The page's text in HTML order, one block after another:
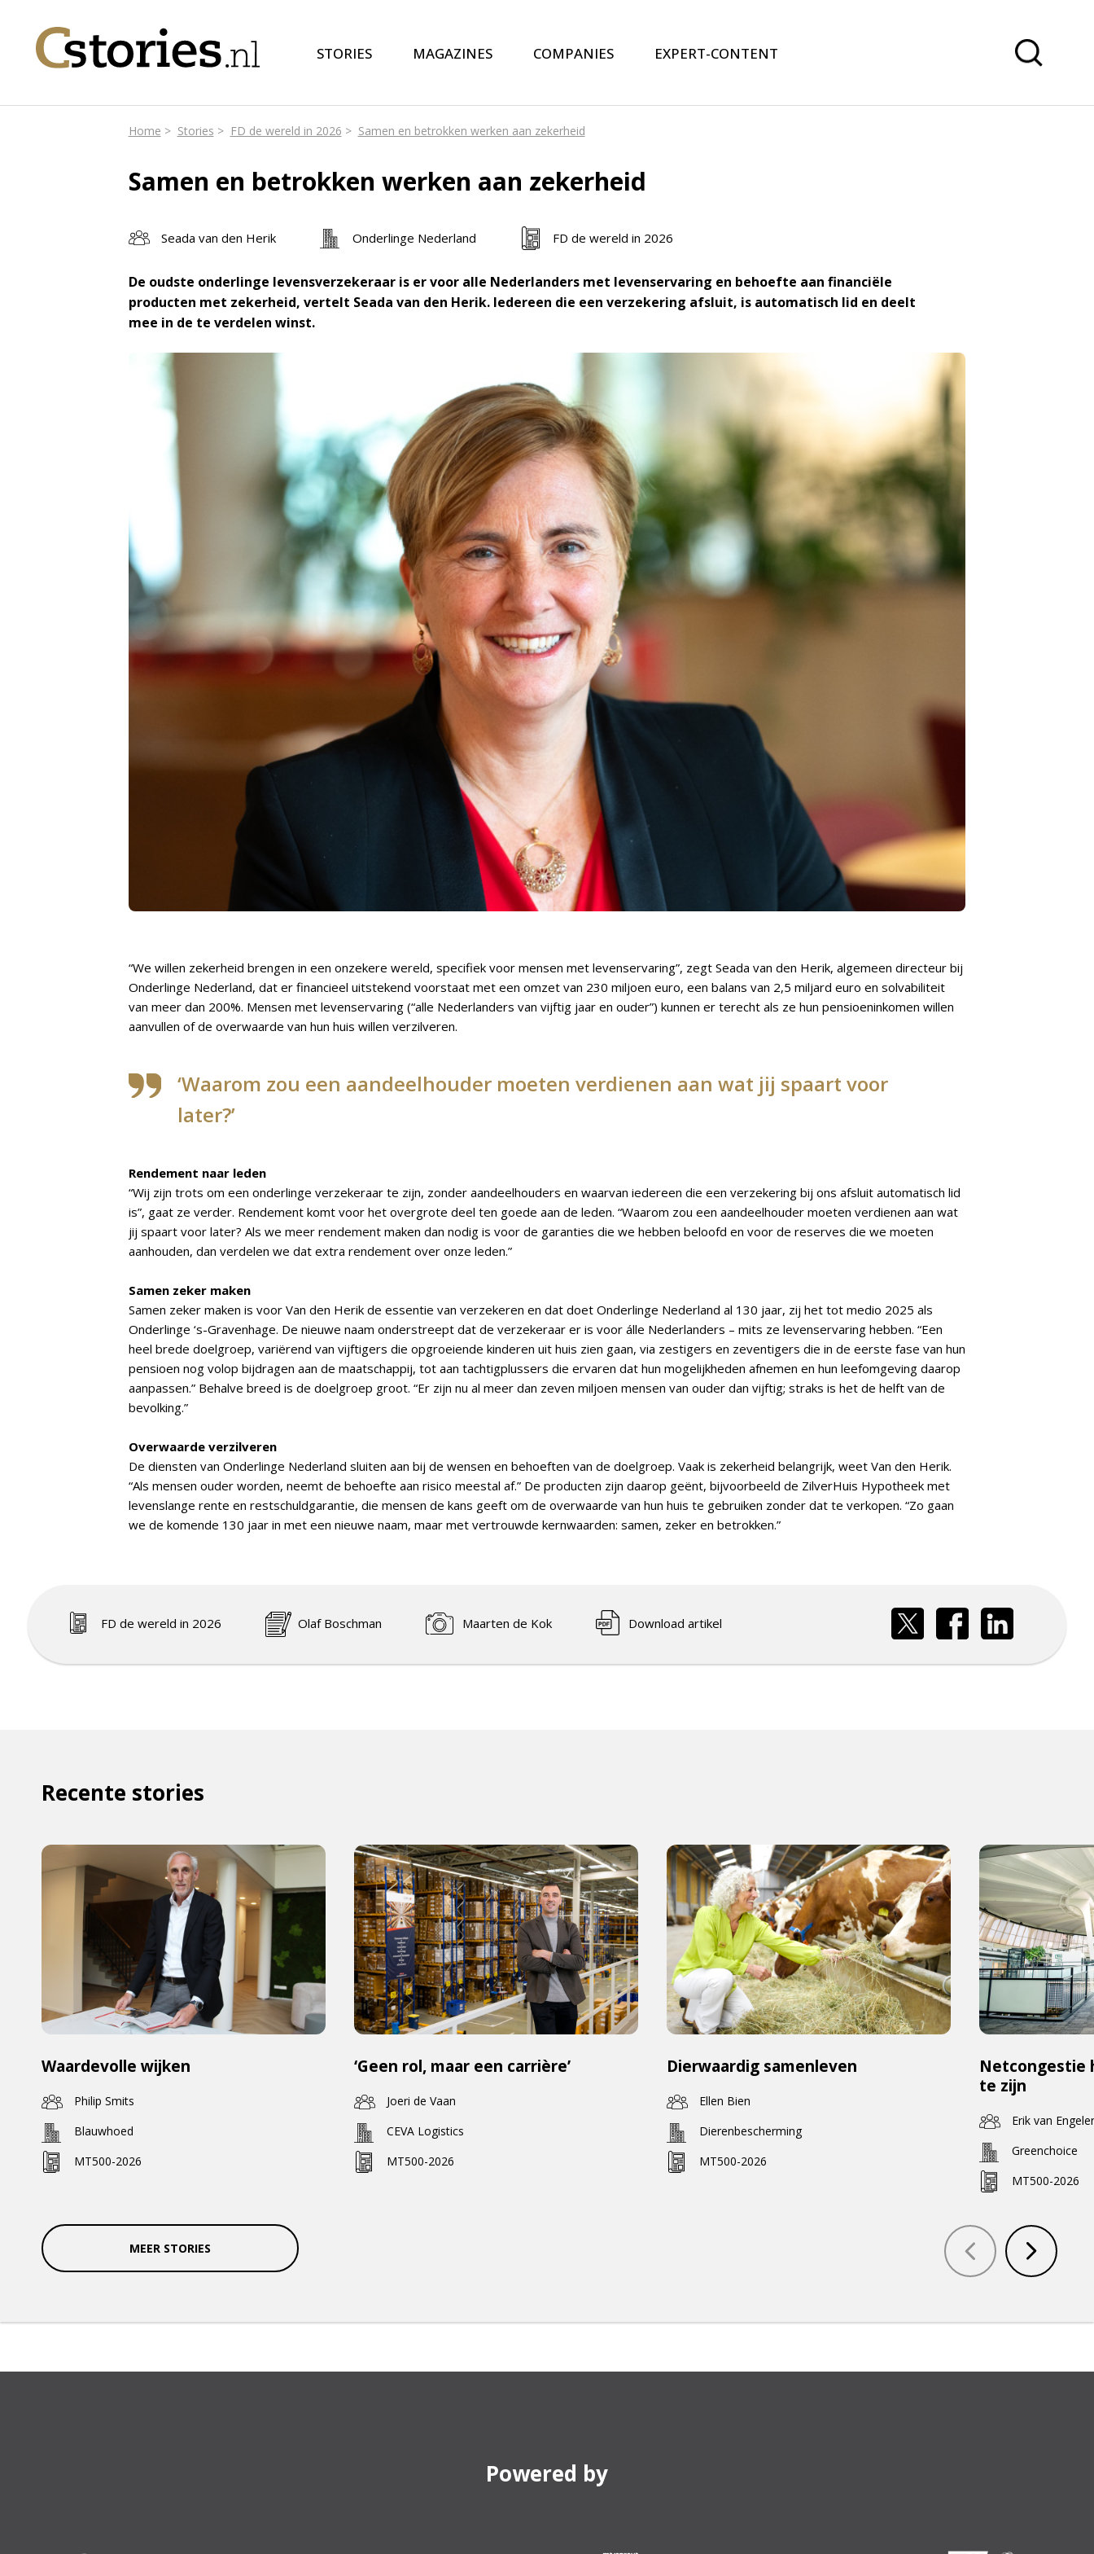
STORIES MAGAZINES COMPANIES EXPERT-CONTENT
Home Stories FD de wereld in 2026 Samen en betrokken werken aan zekerheid
Samen en betrokken werken aan zekerheid
Seada van den Herik Onderlinge Nederland FD de wereld in 2026
De oudste onderlinge levensverzekeraar is er voor alle Nederlanders met levenservaring en behoefte aan financiële
producten met zekerheid, vertelt Seada van den Herik. Iedereen die een verzekering afsluit, is automatisch lid en deelt
mee in de te verdelen winst.
“We willen zekerheid brengen in een onzekere wereld, specifiek voor mensen met levenservaring”, zegt Seada van den Herik, algemeen directeur bij
Onderlinge Nederland, dat er financieel uitstekend voorstaat met een omzet van 230 miljoen euro, een balans van 2,5 miljard euro en solvabiliteit
van meer dan 200%. Mensen met levenservaring (“alle Nederlanders van vijftig jaar en ouder”) kunnen er terecht als ze hun pensioeninkomen willen
aanvullen of de overwaarde van hun huis willen verzilveren.
‘Waarom zou een aandeelhouder moeten verdienen aan wat jij spaart voor
later?’
Rendement naar leden
“Wij zijn trots om een onderlinge verzekeraar te zijn, zonder aandeelhouders en waarvan iedereen die een verzekering bij ons afsluit automatisch lid
is”, gaat ze verder. Rendement komt voor het overgrote deel ten goede aan de leden. “Waarom zou een aandeelhouder moeten verdienen aan wat
jij spaart voor later? Als we meer rendement maken dan nodig is voor de garanties die we hebben beloofd en voor de reserves die we moeten
aanhouden, dan verdelen we dat extra rendement over onze leden.”
Samen zeker maken
Samen zeker maken is voor Van den Herik de essentie van verzekeren en dat doet Onderlinge Nederland al 130 jaar, zij het tot medio 2025 als
Onderlinge ‘s-Gravenhage. De nieuwe naam onderstreept dat de verzekeraar er is voor álle Nederlanders – mits ze levenservaring hebben. “Een
heel brede doelgroep, variërend van vijftigers die opgroeiende kinderen uit huis zien gaan, via zestigers en zeventigers die in de eerste fase van hun
pensioen nog volop bijdragen aan de maatschappij, tot aan tachtigplussers die ervaren dat hun mogelijkheden afnemen en hun leefomgeving daarop
aanpassen.” Behalve breed is de doelgroep groot. “Er zijn nu al meer dan zeven miljoen mensen van ouder dan vijftig; straks is het de helft van de
bevolking.”
Overwaarde verzilveren
De diensten van Onderlinge Nederland sluiten aan bij de wensen en behoeften van de doelgroep. Vaak is zekerheid belangrijk, weet Van den Herik.
“Als mensen ouder worden, neemt de behoefte aan risico meestal af.” De producten zijn daarop geënt, bijvoorbeeld de ZilverHuis Hypotheek met
levenslange rente en restschuldgarantie, die mensen de kans geeft om de overwaarde van hun huis te gebruiken zonder dat te verkopen. “Zo gaan
we de komende 130 jaar in met een nieuwe naam, maar met vertrouwde kernwaarden: samen, zeker en betrokken.”
FD de wereld in 2026 Olaf Boschman Maarten de Kok Download artikel
Recente stories
Waardevolle wijken
Philip Smits
Blauwhoed
MT500-2026
‘Geen rol, maar een carrière’
Joeri de Vaan
CEVA Logistics
MT500-2026
Dierwaardig samenleven
Ellen Bien
Dierenbescherming
MT500-2026
Netcongestie
te zijn
Erik van
Greenchoice
MT500-2026
MEER STORIES
Powered by